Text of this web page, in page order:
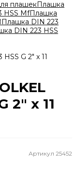
плашекПлашка
HSS MfПлашка
Плашка DIN 223
DIN 223 HSS
G 2" x 11
2" x 11
Артикул 25452